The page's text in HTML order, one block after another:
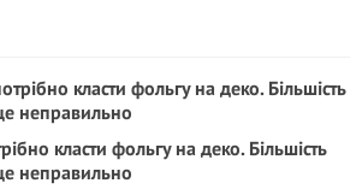
класти фольгу на деко. Більшість
неправильно